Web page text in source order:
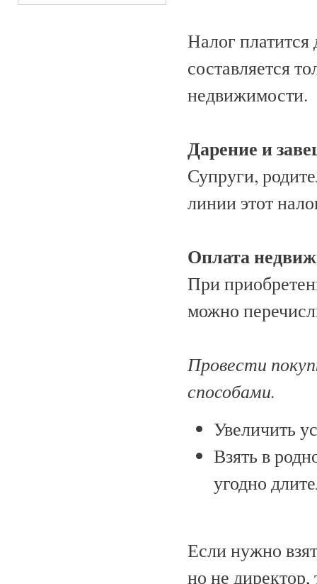
Налог платится
составляется
недвижимости.
Дарение и
Супруги,
линии этот
Оплата
При
можно
Провести
способами.
Увеличить
Взять в
угодно
Если нужно
но не